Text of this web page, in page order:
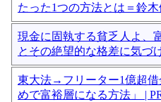
たった1つの方法とは＝鈴
現金に固執する貧乏人よ、
とその絶望的な格差に気づ
東大法→フリーター1億超
めで富裕層になる方法」 |